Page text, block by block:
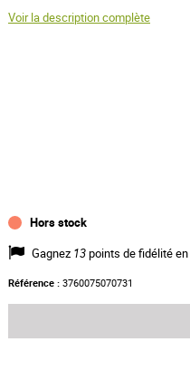
Voir la description complète
Hors stock
Référence : 3760075070731
Gagnez 13points de fidélité